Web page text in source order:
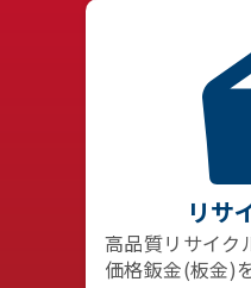
リサ
高品質リサイク
価格鈑金(板金)